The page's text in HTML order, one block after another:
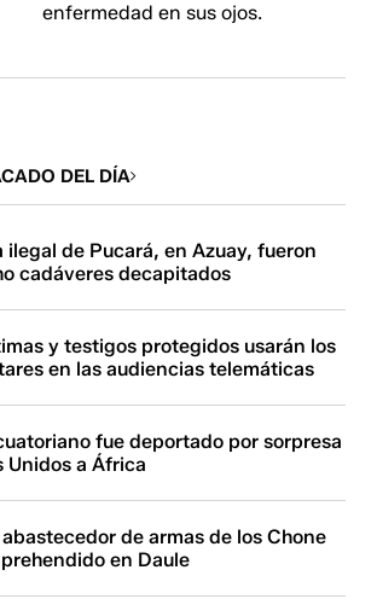
enfermedad en sus ojos.
DEL DÍA
ilegal de Pucará, en Azuay, fueron
cadáveres decapitados
y testigos protegidos usarán los
en las audiencias telemáticas
fue deportado por sorpresa
Unidos a África
de armas de los Chone
en Daule